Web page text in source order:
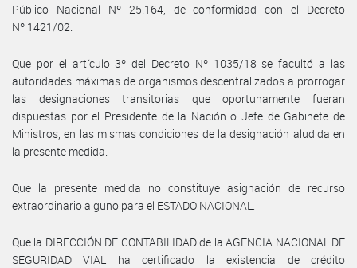
Público Nacional Nº 25.164, de conformidad con el Decreto
Nº 1421/02.
Que por el artículo 3º del Decreto Nº 1035/18 se facultó a las
autoridades máximas de organismos descentralizados a prorrogar
las designaciones transitorias que oportunamente fueran
dispuestas por el Presidente de la Nación o Jefe de Gabinete de
Ministros, en las mismas condiciones de la designación aludida en
la presente medida.
Que la presente medida no constituye asignación de recurso
extraordinario alguno para el ESTADO NACIONAL.
Que la DIRECCIÓN DE CONTABILIDAD de la AGENCIA NACIONAL DE
SEGURIDAD VIAL ha certificado la existencia de crédito